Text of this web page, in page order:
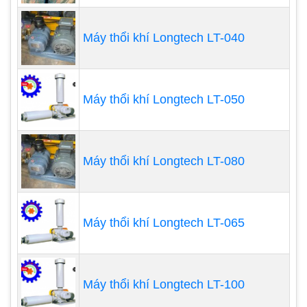
cảnh. Máy thổi sục khí mini Resun OXI 500W (500)
thường dùng nhiều để bơm hồ cá, các hồ cá cảnh
mini, hòn non bộ,… Máy bơm hồ cá có 2 loại đó là
máy bơm hồ cá dạng đứng và máy bơm hồ cá
dạng nằm
Máy thổi khí Longtech LT-040
Máy thổi khí Longtech LT-050
Máy thổi khí Longtech LT-080
Máy thổi khí Longtech LT-065
Máy thổi khí Longtech LT-100